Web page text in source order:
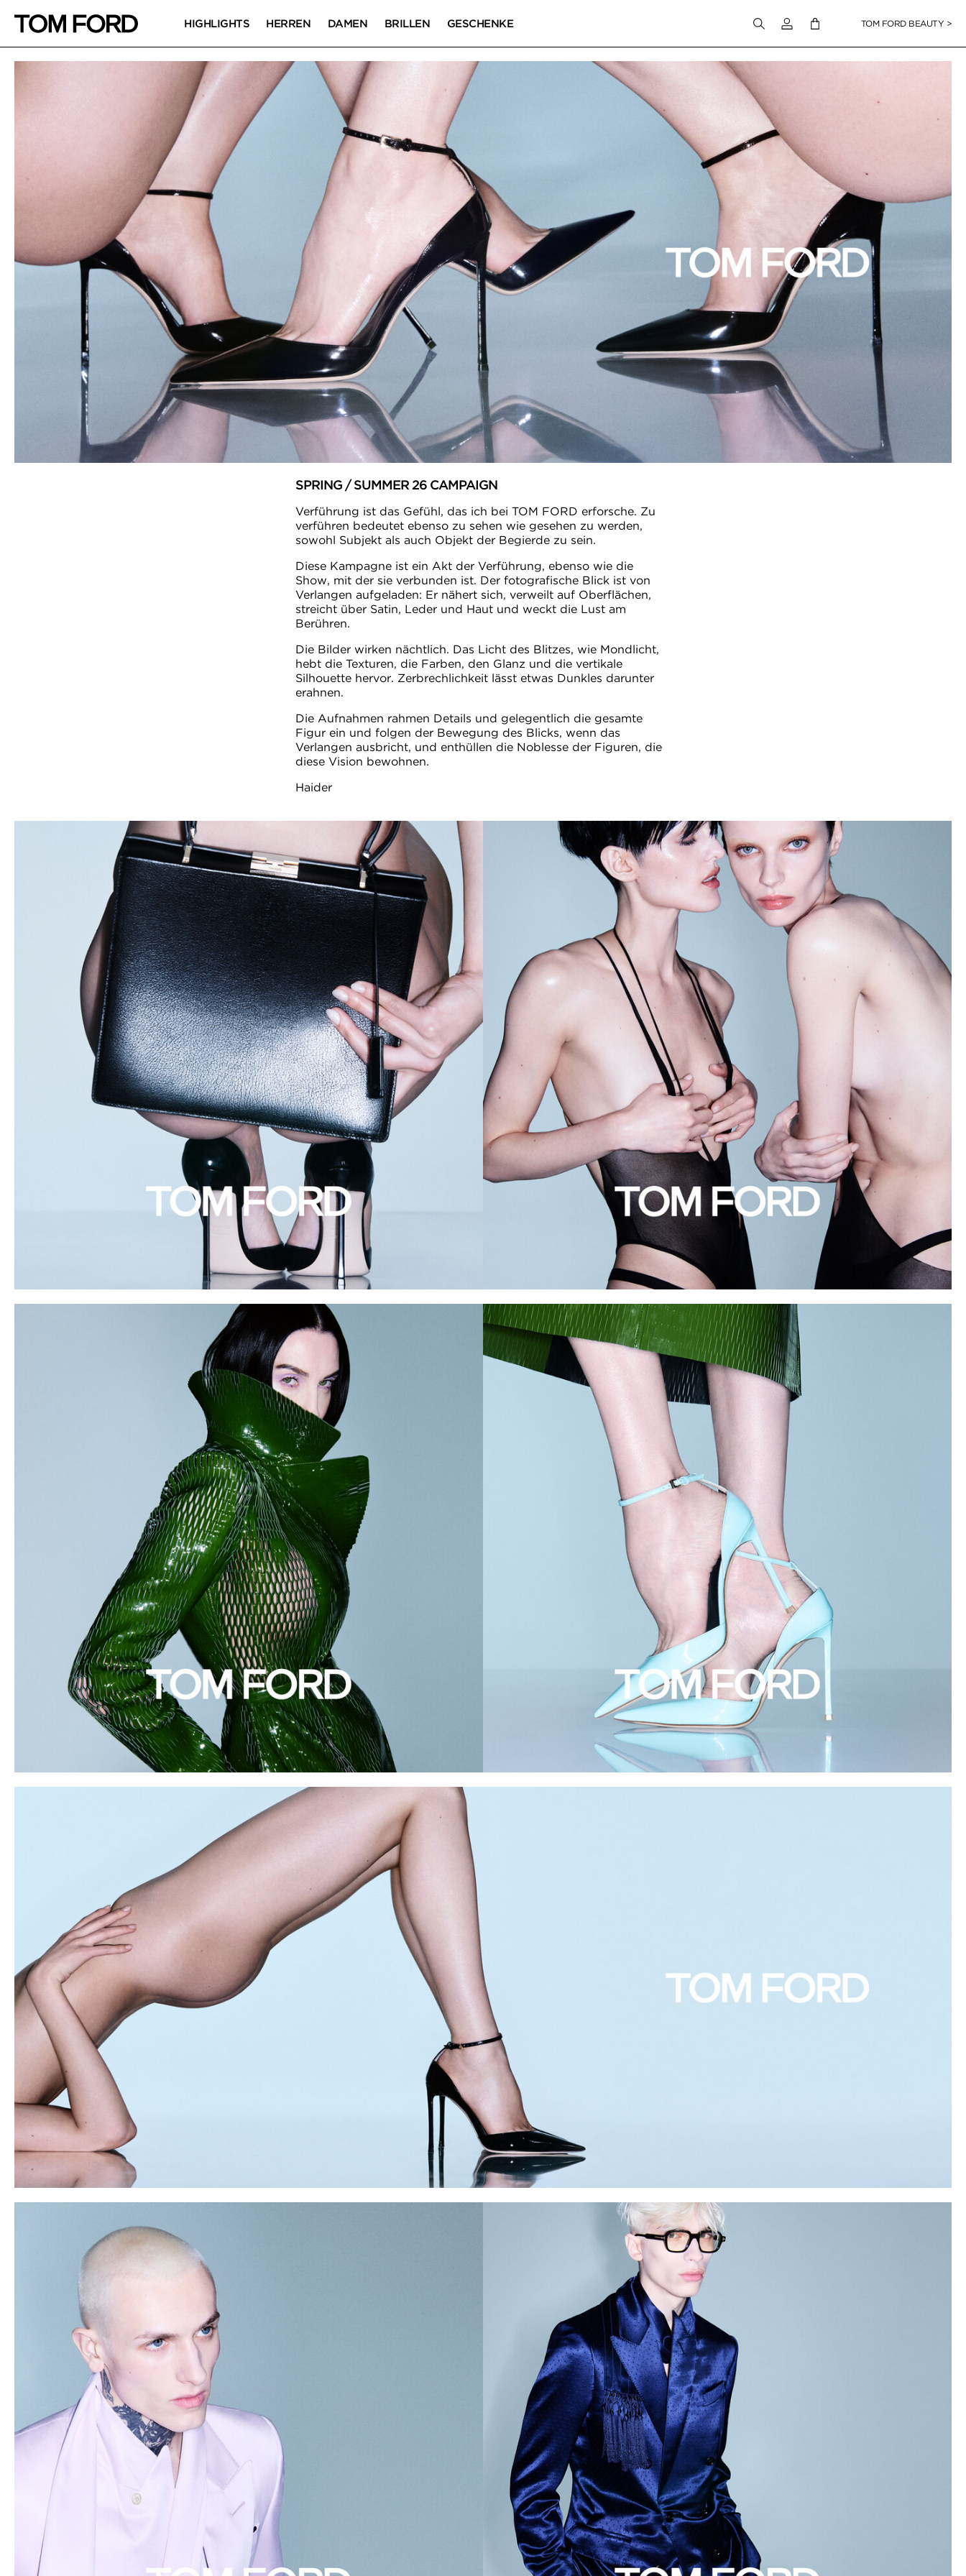
HIGHLIGHTS HERREN DAMEN BRILLEN GESCHENKE Melden Sie sich bei Ihrem Konto an
TOM FORD BEAUTY >
SPRING / SUMMER 26 CAMPAIGN
Verführung ist das Gefühl, das ich bei TOM FORD erforsche. Zu
verführen bedeutet ebenso zu sehen wie gesehen zu werden,
sowohl Subjekt als auch Objekt der Begierde zu sein.
Diese Kampagne ist ein Akt der Verführung, ebenso wie die
Show, mit der sie verbunden ist. Der fotografische Blick ist von
Verlangen aufgeladen: Er nähert sich, verweilt auf Oberflächen,
streicht über Satin, Leder und Haut und weckt die Lust am
Berühren.
Die Bilder wirken nächtlich. Das Licht des Blitzes, wie Mondlicht,
hebt die Texturen, die Farben, den Glanz und die vertikale
Silhouette hervor. Zerbrechlichkeit lässt etwas Dunkles darunter
erahnen.
Die Aufnahmen rahmen Details und gelegentlich die gesamte
Figur ein und folgen der Bewegung des Blicks, wenn das
Verlangen ausbricht, und enthüllen die Noblesse der Figuren, die
diese Vision bewohnen.
Haider